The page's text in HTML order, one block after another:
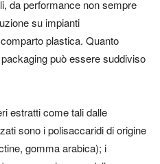
da performance non sempre
su impianti
plastica. Quanto
può essere suddiviso
estratti come tali dalle
sono i polisaccaridi di origine
gomma arabica); i